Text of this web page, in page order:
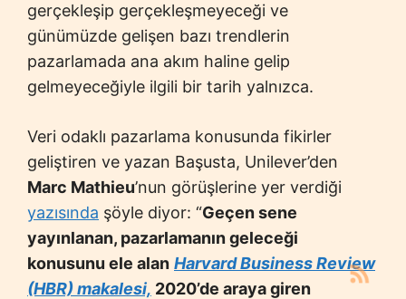
gerçekleşip gerçekleşmeyeceği ve
günümüzde gelişen bazı trendlerin
pazarlamada ana akım haline gelip
gelmeyeceğiyle ilgili bir tarih yalnızca.
Veri odaklı pazarlama konusunda fikirler
geliştiren ve yazan Başusta, Unilever’den
Marc Mathieu’nun görüşlerine yer verdiği
yazısında şöyle diyor: “Geçen sene
yayınlanan, pazarlamanın geleceği
konusunu ele alan Harvard Business Review
(HBR) makalesi, 2020’de araya giren